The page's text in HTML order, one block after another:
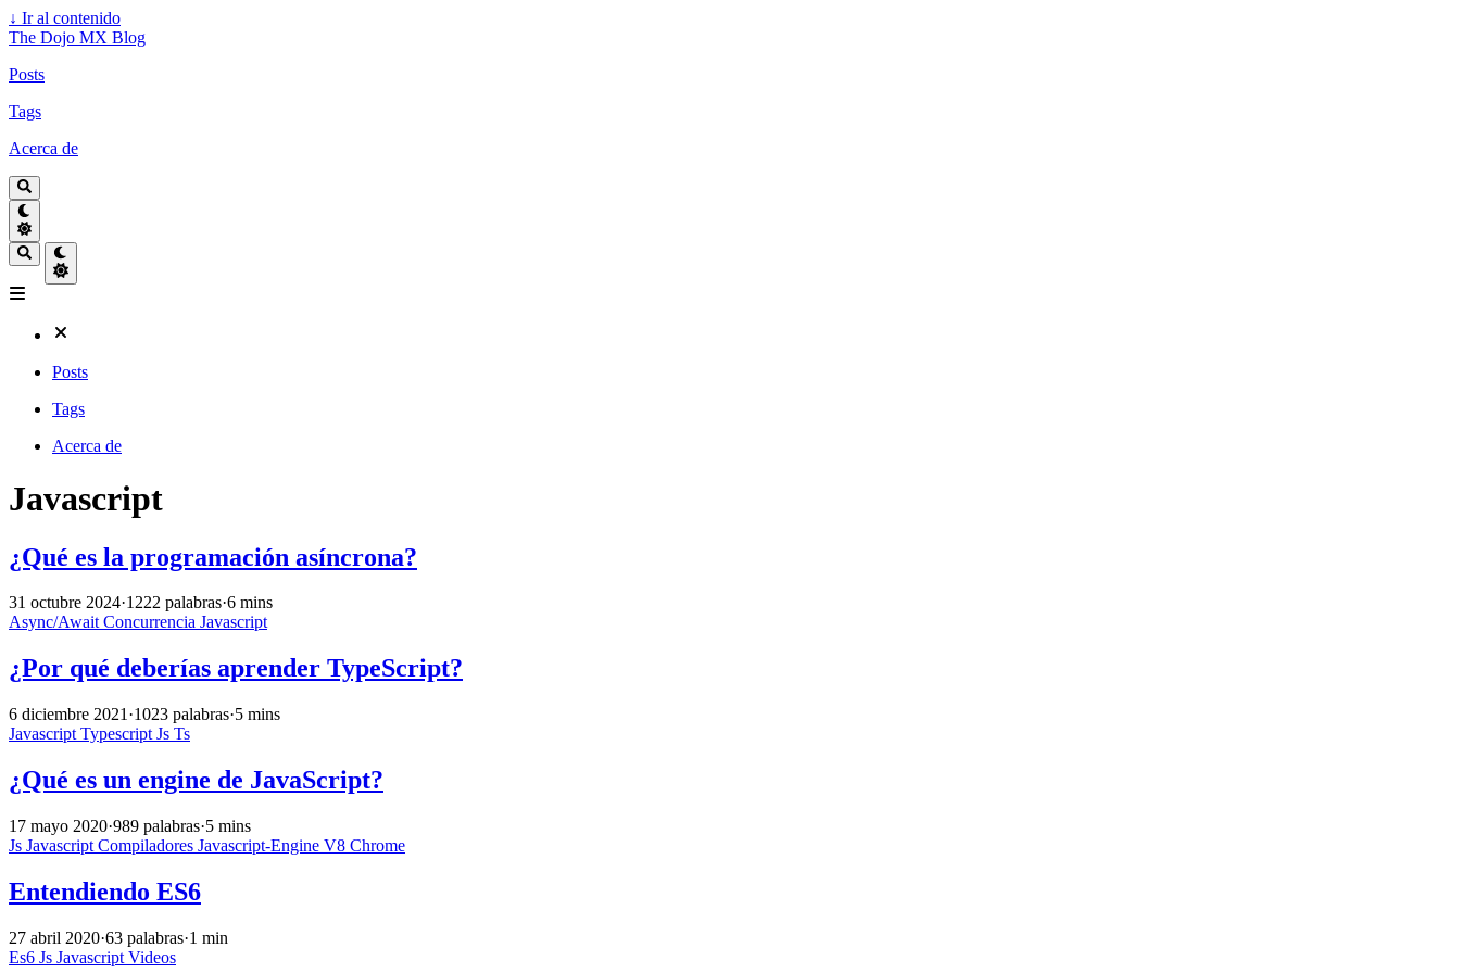
↓ Ir al contenido
The Dojo MX Blog
Posts
Tags
Acerca de
Posts
Tags
Acerca de
Javascript
¿Qué es la programación asíncrona?
31 octubre 2024·1222 palabras·6 mins
Async/AwaitConcurrencia Javascript
¿Por qué deberías aprender TypeScript?
6 diciembre 2021 ·1023 palabras·5 mins
Javascript Typescript Js Ts
¿Qué es un engine de JavaScript?
17 mayo 2020·989 palabras·5 mins
Js Javascript Compiladores Javascript-Engine V8 Chrome
Entendiendo ES6
27 abril 2020·63 palabras·1 min
Es6 Js Javascript Videos